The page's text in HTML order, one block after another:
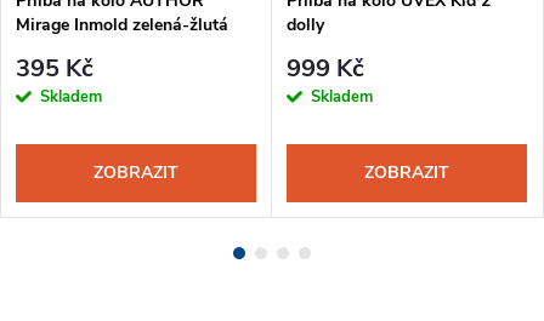
Mirage Inmold zelená-žlutá
395 Kč
Skladem
ZOBRAZIT
dolly
999 Kč
Skladem
ZOBRAZIT